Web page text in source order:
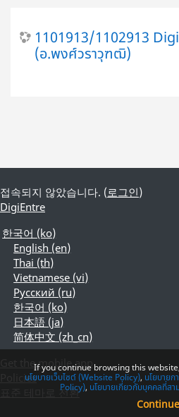
1101913/1102913
(อ.พงศ์วราวุฑฒิ)
접속되지 않았습니다. (로그인)
DigiEntre
한국어 ‎(ko)‎
English ‎(en)‎
Thai ‎(th)‎
Vietnamese ‎(vi)‎
Русский ‎(ru)‎
한국어 ‎(ko)‎
日本語 ‎(ja)‎
简体中文 ‎(zh_cn)‎
Get the mobile app
Policies
표준 테마로 전환
If you continue browsing this
นโยบายเว็บไซต์ (Website Policy) นโยบาย
Policy) นโยบายเกี่ยวกับบุคคลที่ส
Continue